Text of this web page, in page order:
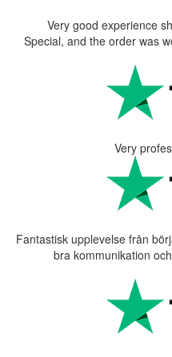
Very good experience
Special, and the order was
Very
Fantastisk upplevelse från
bra kommunikation